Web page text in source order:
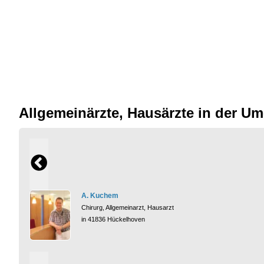
Allgemeinärzte, Hausärzte in der
A. Kuchem
Chirurg, Allgemeinarzt, Hausarzt
in 41836 Hückelhoven